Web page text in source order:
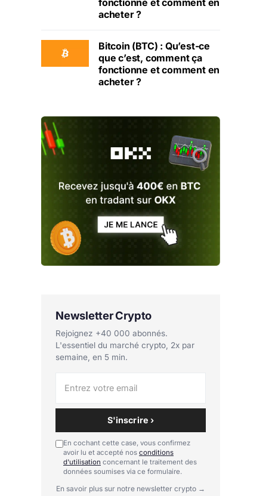
fonctionne et comment en
acheter ?
Bitcoin (BTC) : Qu’est-ce
que c’est, comment ça
fonctionne et comment en
acheter ?
Newsletter Crypto
Rejoignez +40 000 abonnés.
L'essentiel du marché crypto, 2x par
semaine, en 5 min.
S'inscrire ›
En cochant cette case, vous confirmez
avoir lu et accepté nos conditions
d'utilisation concernant le traitement des
données soumises via ce formulaire.
En savoir plus sur notre newsletter crypto →